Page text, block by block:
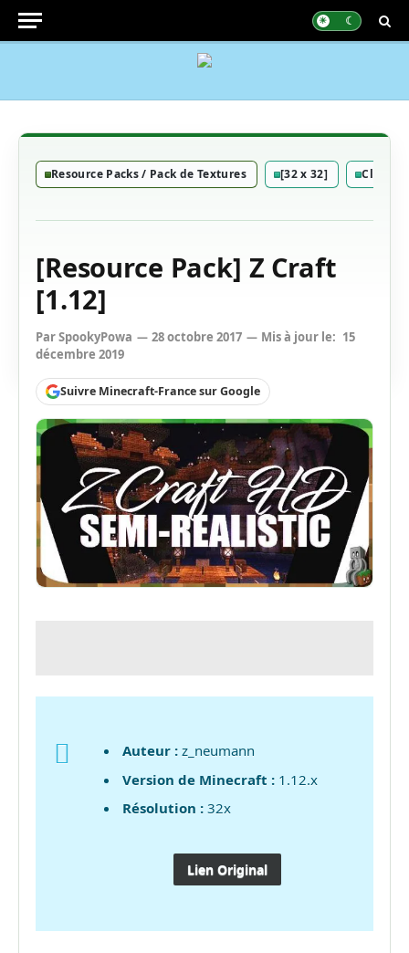
Resource Packs / Pack de Textures [32 x 32]
[Resource Pack] Z Craft
[1.12]
ParSpookyPowa 28 octobre 2017 Mis à jour le: 15
décembre 2019
Suivre Minecraft-France sur Google
Auteur : z_neumann
Version de Minecraft : 1.12.x
Résolution : 32x
Lien Original